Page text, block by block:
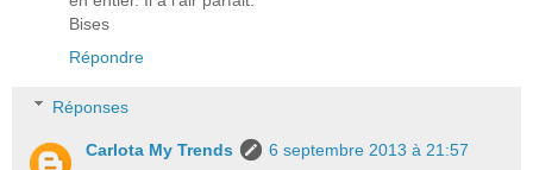
Bises
Répondre
Réponses
Carlota My Trends
6 septembre 2013 à 21:57